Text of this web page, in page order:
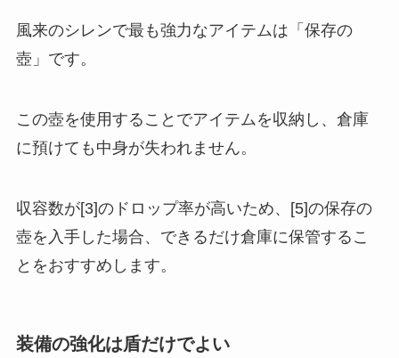
風来のシレンで最も強力なアイテムは「保存の
壺」です。
この壺を使用することでアイテムを収納し、倉庫
に預けても中身が失われません。
収容数が[3]のドロップ率が高いため、[5]の保存の
壺を入手した場合、できるだけ倉庫に保管するこ
とをおすすめします。
装備の強化は盾だけでよい